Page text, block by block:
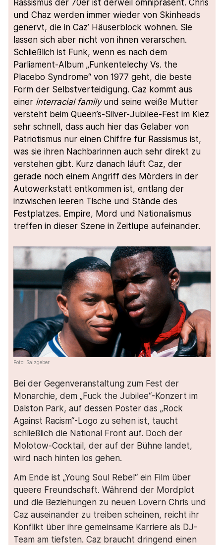
Rassismus der 70er ist derweil omnipräsent. Chris
und Chaz werden immer wieder von Skinheads
genervt, die in Caz’ Häuserblock wohnen. Sie
lassen sich aber nicht von ihnen verarschen.
Schließlich ist Funk, wenn es nach dem
Parliament-Album „Funkentelechy Vs. the
Placebo Syndrome“ von 1977 geht, die beste
Form der Selbstverteidigung. Caz kommt aus
einer interracial familyund seine weiße Mutter
versteht beim Queen’s-Silver-Jubilee-Fest im Kiez
sehr schnell, dass auch hier das Gelaber von
Patriotismus nur einen Chiffre für Rassismus ist,
was sie ihren Nachbarinnen auch sehr direkt zu
verstehen gibt. Kurz danach läuft Caz, der
gerade noch einem Angriff des Mörders in der
Autowerkstatt entkommen ist, entlang der
inzwischen leeren Tische und Stände des
Festplatzes. Empire, Mord und Nationalismus
treffen in dieser Szene in Zeitlupe aufeinander.
Foto: Salzgeber
Bei der Gegenveranstaltung zum Fest der
Monarchie, dem „Fuck the Jubilee“-Konzert im
Dalston Park, auf dessen Poster das „Rock
Against Racism“-Logo zu sehen ist, taucht
schließlich die National Front auf. Doch der
Molotow-Cocktail, der auf der Bühne landet,
wird nach hinten los gehen.
Am Ende ist „Young Soul Rebel“ ein Film über
queere Freundschaft. Während der Mordplot
und die Beziehungen zu neuen Lovern Chris und
Caz auseinander zu treiben scheinen, reicht ihr
Konflikt über ihre gemeinsame Karriere als DJ-
Team am tiefsten. Caz braucht dringend einen